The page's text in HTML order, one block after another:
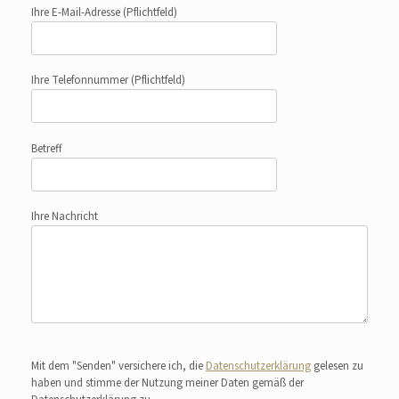
Ihre E-Mail-Adresse (Pflichtfeld)
Ihre Telefonnummer(Pflichtfeld)
Betreff
Ihre Nachricht
Mit dem "Senden" versichere ich, die Datenschutzerklärung gelesen zu
haben und stimme der Nutzung meiner Daten gemäß der